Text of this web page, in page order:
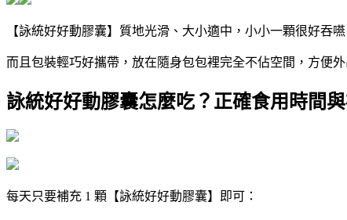
【詠統好好動膠囊】質地光滑、大小適中，小小一顆很好吞
而且包裝輕巧好攜帶，放在隨身包包裡完全不佔空間，方便
詠統好好動膠囊怎麼吃？正確食用時間與
每天只要補充 1 顆【詠統好好動膠囊】即可：